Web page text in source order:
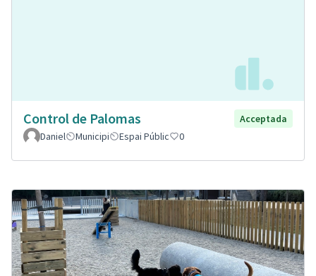
Control de Palomas
Acceptada
Daniel
Municipi Espai Públic 0